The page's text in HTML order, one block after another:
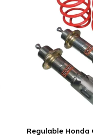
Regulable Honda